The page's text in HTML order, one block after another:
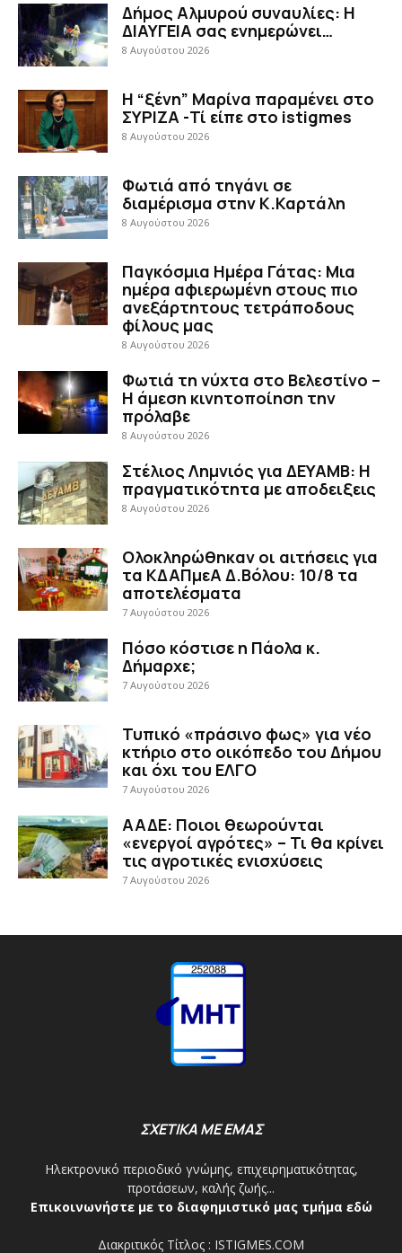
Δήμος Αλμυρού συναυλίες: Η
ΔΙΑΥΓΕΙΑ σας ενημερώνει…
8 Αυγούστου 2026
Η “ξένη” Μαρίνα παραμένει στο
ΣΥΡΙΖΑ -Τί είπε στο istigmes
8 Αυγούστου 2026
Φωτιά από τηγάνι σε
διαμέρισμα στην Κ.Καρτάλη
8 Αυγούστου 2026
Παγκόσμια Ημέρα Γάτας: Μια
ημέρα αφιερωμένη στους πιο
ανεξάρτητους τετράποδους
φίλους μας
8 Αυγούστου 2026
Φωτιά τη νύχτα στο Βελεστίνο –
Η άμεση κινητοποίηση την
πρόλαβε
8 Αυγούστου 2026
Στέλιος Λημνιός για ΔΕΥΑΜΒ: Η
πραγματικότητα με αποδειξεις
8 Αυγούστου 2026
Ολοκληρώθηκαν οι αιτήσεις για
τα ΚΔΑΠμεΑ Δ.Βόλου: 10/8 τα
αποτελέσματα
7 Αυγούστου 2026
Πόσο κόστισε η Πάολα κ.
Δήμαρχε;
7 Αυγούστου 2026
Τυπικό «πράσινο φως» για νέο
κτήριο στο οικόπεδο του Δήμου
και όχι του ΕΛΓΟ
7 Αυγούστου 2026
ΑΑΔΕ: Ποιοι θεωρούνται
«ενεργοί αγρότες» – Τι θα κρίνει
τις αγροτικές ενισχύσεις
7 Αυγούστου 2026
ΣΧΕΤΙΚΑ ΜΕ ΕΜΑΣ
Ηλεκτρονικό περιοδικό γνώμης, επιχειρηματικότητας,
προτάσεων, καλής ζωής...
Επικοινωνήστε με το διαφημιστικό μας τμήμα εδώ
Διακριτικός Τίτλος : ISTIGMES.COM